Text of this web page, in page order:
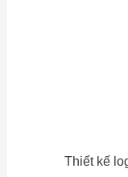
Thiết kế